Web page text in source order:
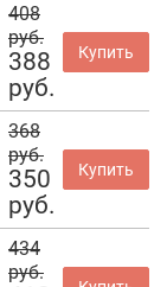
408
руб.
388
руб.
Купить
368
руб.
350
руб.
Купить
434
руб.